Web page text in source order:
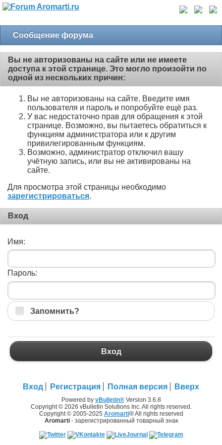
Сообщение форума
Вы не авторизованы на сайте или не имеете
доступа к этой странице. Это могло произойти по
одной из нескольких причин:
Вы не авторизованы на сайте. Введите имя
пользователя и пароль и попробуйте ещё раз.
У вас недостаточно прав для обращения к этой
странице. Возможно, вы пытаетесь обратиться к
функциям администратора или к другим
привилегированным функциям.
Возможно, администратор отключил вашу
учётную запись, или вы не активированы на
сайте.
Для просмотра этой страницы необходимо
зарегистрироваться.
Вход
Имя:
Пароль:
Запомнить?
Вход
Вход Регистрация Полная версия Вверх
Powered by vBulletin®Version 3.6.8
Copyright © 2026 vBulletin Solutions Inc. All rights reserved.
Copyright © 2005-2025 Aromarti® All rights reserved
Aromarti- зарегистрированный товарный знак